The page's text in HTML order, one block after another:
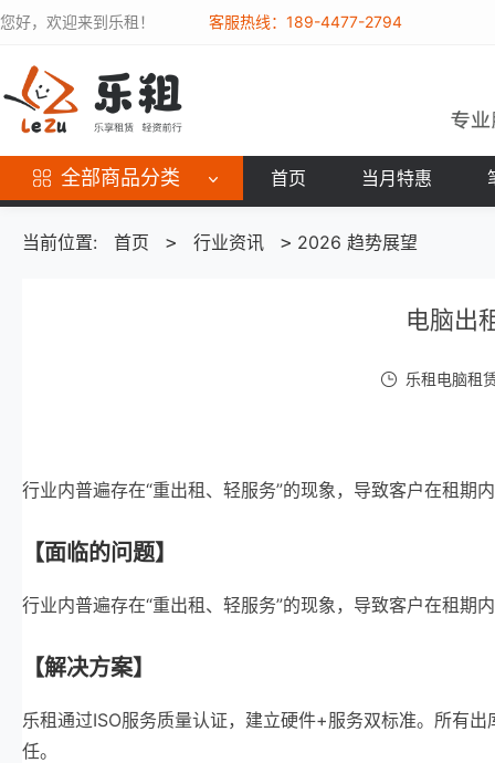
您好，欢迎来到乐租！ 客服热线：189-4477-2794
全部商品分类 首页 当月特惠
当前位置: 首页 > 行业资讯 > 2026 趋势展望
电脑出
乐租电脑租
行业内普遍存在“重出租、轻服务”的现象，导致客户在租期
【面临的问题】
行业内普遍存在“重出租、轻服务”的现象，导致客户在租期
【解决方案】
乐租通过ISO服务质量认证，建立硬件+服务双标准。所有
任。